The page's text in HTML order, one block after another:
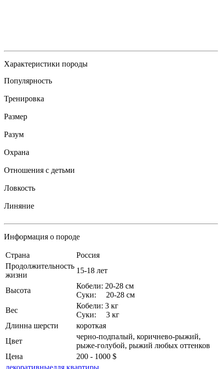
Характеристики породы
Популярность
Тренировка
Размер
Разум
Охрана
Отношения с детьми
Ловкость
Линяние
Информация о породе
Страна
Россия
Продолжительность
жизни
15-18 лет
Высота
Кобели: 20-28 см
Суки: 20-28 см
Вес
Кобели: 3 кг
Суки: 3 кг
Длинна шерсти
короткая
Цвет
черно-подпалый, коричнево-рыжий,
рыже-голубой, рыжий любых оттенков
Цена
200 - 1000 $
декоративныедля квартиры